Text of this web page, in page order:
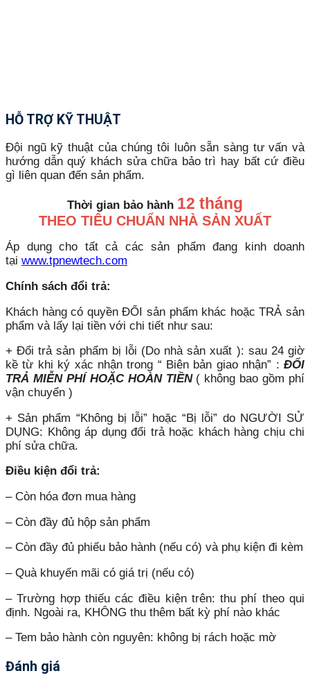
HỖ TRỢ KỸ THUẬT
Đội ngũ kỹ thuật của chúng tôi luôn sẵn sàng tư vấn và
hướng dẫn quý khách sửa chữa bảo trì hay bất cứ điều
gì liên quan đến sản phẩm.
Thời gian bảo hành 12 tháng
THEO TIÊU CHUẨN NHÀ SẢN XUẤT
Áp dụng cho tất cả các sản phẩm đang kinh doanh
tại www.tpnewtech.com
Chính sách đổi trả:
Khách hàng có quyền ĐỔI sản phẩm khác hoặc TRẢ sản
phẩm và lấy lại tiền với chi tiết như sau:
+ Đổi trả sản phẩm bị lỗi (Do nhà sản xuất ): sau 24 giờ
kề từ khi ký xác nhận trong “ Biên bản giao nhận” : ĐỔI
TRẢ MIỄN PHÍ HOẶC HOÀN TIỀN( không bao gồm phí
vận chuyển )
+ Sản phẩm “Không bị lỗi” hoặc “Bị lỗi” do NGƯỜI SỬ
DỤNG: Không áp dụng đổi trả hoặc khách hàng chịu chi
phí sửa chữa.
Điều kiện đổi trả:
– Còn hóa đơn mua hàng
– Còn đầy đủ hộp sản phẩm
– Còn đầy đủ phiếu bảo hành (nếu có) và phụ kiện đi kèm
– Quà khuyến mãi có giá trị (nếu có)
– Trường hợp thiếu các điều kiện trên: thu phí theo qui
định. Ngoài ra, KHÔNG thu thêm bất kỳ phí nào khác
– Tem bảo hành còn nguyên: không bị rách hoặc mờ
Đánh giá